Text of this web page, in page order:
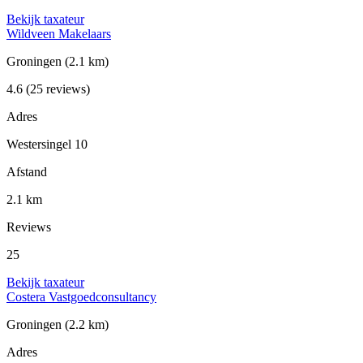
Bekijk taxateur
Wildveen Makelaars
Groningen (2.1 km)
4.6 (25 reviews)
Adres
Westersingel 10
Afstand
2.1 km
Reviews
25
Bekijk taxateur
Costera Vastgoedconsultancy
Groningen (2.2 km)
Adres